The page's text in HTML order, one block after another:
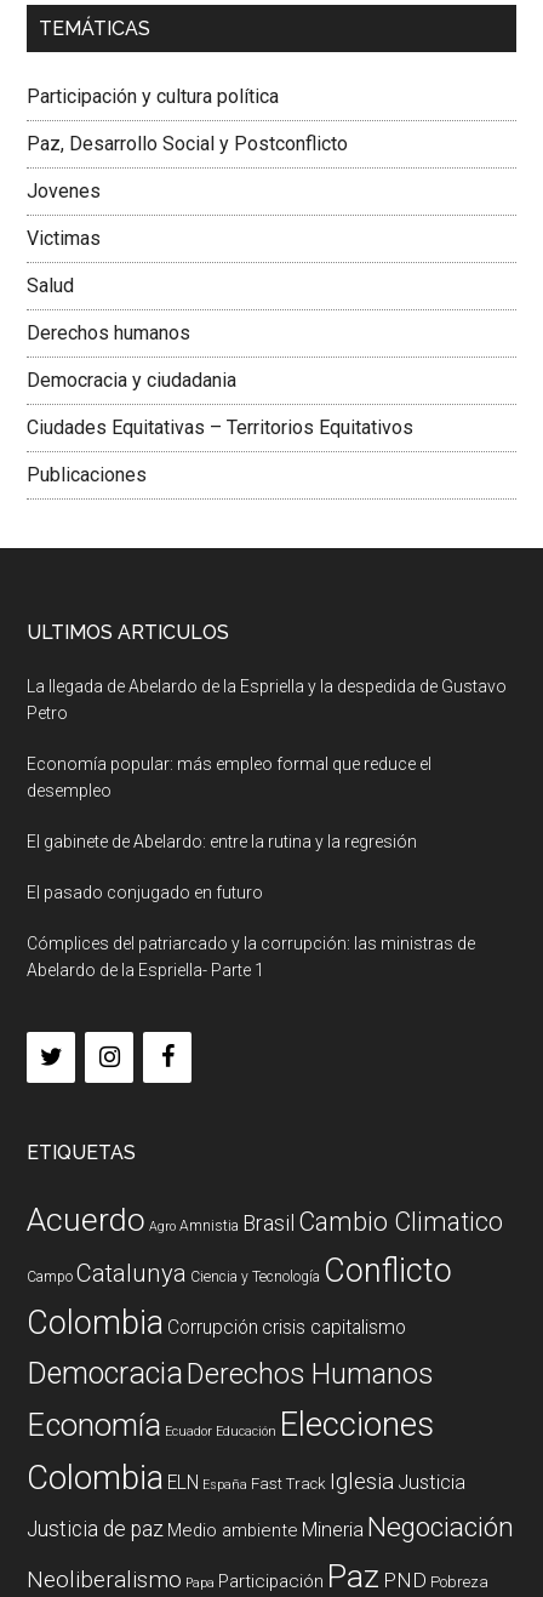
00:00 01:04
Dra. Carolina Corcho Mejía,Presidenta Corporación
Colombiana
TEMÁTICAS
Participación y cultura política
Paz, Desarrollo Social y Postconflicto
Jovenes
Victimas
Salud
Derechos humanos
Democracia y ciudadania
Ciudades Equitativas – Territorios Equitativos
Publicaciones
ULTIMOS ARTICULOS
La llegada de Abelardo de la Espriella y la despedida de Gustavo
Petro
Economía popular: más empleo formal que reduce el
desempleo
El gabinete de Abelardo: entre la rutina y la regresión
El pasado conjugado en futuro
Cómplices del patriarcado y la corrupción: las ministras de
Abelardo de la Espriella- Parte 1
ETIQUETAS
Acuerdo Agro Amnistia Brasil Cambio Climatico
Campo Catalunya Ciencia y Tecnología Conflicto
Colombia Corrupción crisis capitalismo
DemocraciaDerechos Humanos
Economía Ecuador Educación Elecciones
Colombia ELN España Fast Track Iglesia Justicia
Justicia de paz Medio ambiente Mineria Negociación
Neoliberalismo Papa Participación Paz PND Pobreza